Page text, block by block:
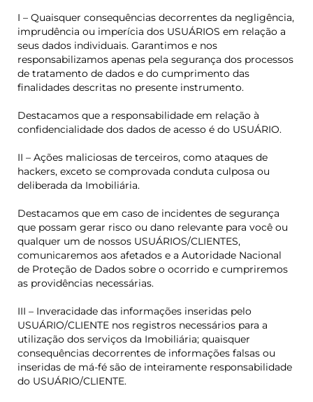
I – Quaisquer consequências decorrentes da negligência,
imprudência ou imperícia dos USUÁRIOS em relação a
seus dados individuais. Garantimos e nos
responsabilizamos apenas pela segurança dos processos
de tratamento de dados e do cumprimento das
finalidades descritas no presente instrumento.
Destacamos que a responsabilidade em relação à
confidencialidade dos dados de acesso é do USUÁRIO.
II – Ações maliciosas de terceiros, como ataques de
hackers, exceto se comprovada conduta culposa ou
deliberada da Imobiliária.
Destacamos que em caso de incidentes de segurança
que possam gerar risco ou dano relevante para você ou
qualquer um de nossos USUÁRIOS/CLIENTES,
comunicaremos aos afetados e a Autoridade Nacional
de Proteção de Dados sobre o ocorrido e cumpriremos
as providências necessárias.
III – Inveracidade das informações inseridas pelo
USUÁRIO/CLIENTE nos registros necessários para a
utilização dos serviços da Imobiliária; quaisquer
consequências decorrentes de informações falsas ou
inseridas de má-fé são de inteiramente responsabilidade
do USUÁRIO/CLIENTE.